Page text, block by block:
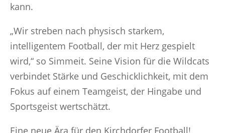
kann.
„Wir streben nach physisch starkem,
intelligentem Football, der mit Herz gespielt
wird,“ so Simmeit. Seine Vision für die Wildcats
verbindet Stärke und Geschicklichkeit, mit dem
Fokus auf einem Teamgeist, der Hingabe und
Sportsgeist wertschätzt.
Eine neue Ära für den Kirchdorfer Football!